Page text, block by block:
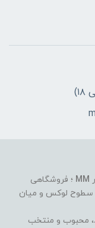
MM ؛ فروشگاهی
در سطوح لوکس و میان
برند، محبوب و منتخب